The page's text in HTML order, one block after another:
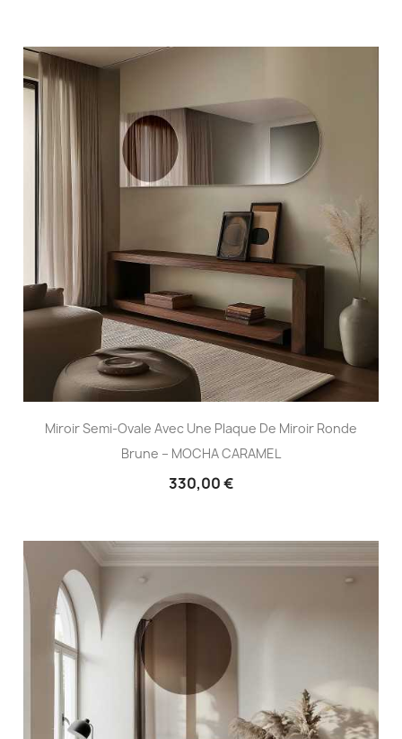
Miroir Semi-Ovale Avec Une Plaque De Miroir Ronde
Brune – MOCHA CARAMEL
330,00 €